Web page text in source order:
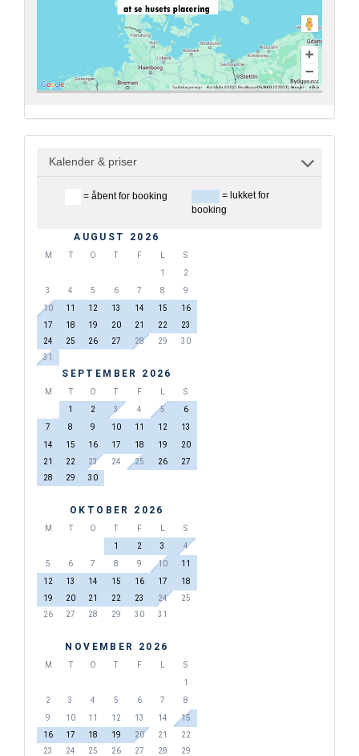
Kalender & priser
= åbent for booking
= lukket for
booking
AUGUST 2026
M T O T F
S
1
2
3
4 5 6 7 8
9
10
11 12 13 14 15
16
17
18 19 20 21 22
23
24
25 26 27 28 29
30
31
SEPTEMBER 2026
M T O T F
S
1
2 3 4 5
6
7
8 9 10 11 12
13
14
15 16 17 18 19
20
21
22 23 24 25 26
27
28
29 30
OKTOBER 2026
M T O T F
S
1
2 3
4
5
6 7 8 9 10
11
12
13 14 15 16 17
18
19
20 21 22 23 24
25
26
27 28 29 30 31
NOVEMBER 2026
M T O T F
S
1
2
3 4 5 6 7
8
9
10 11 12 13 14
15
16
17 18 19 20 21
22
23
24 25 26 27 28
29